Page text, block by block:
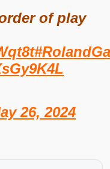
of play
26, 2024